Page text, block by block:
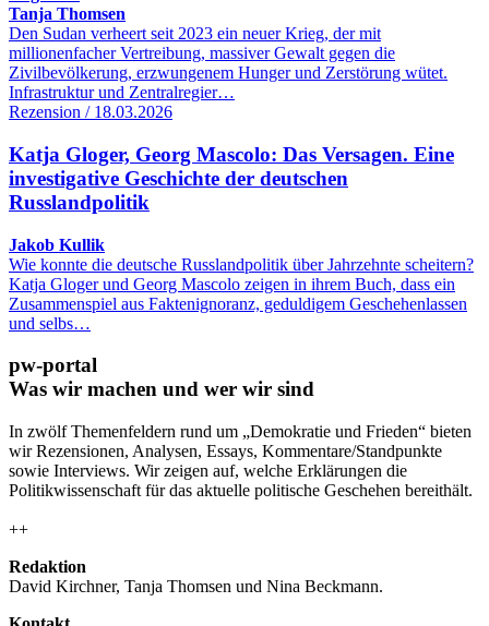
Tanja Thomsen
Den Sudan verheert seit 2023 ein neuer Krieg, der mit
millionenfacher Vertreibung, massiver Gewalt gegen die
Zivilbevölkerung, erzwungenem Hunger und Zerstörung wütet.
Infrastruktur und Zentralregier…
Rezension / 18.03.2026
Katja Gloger, Georg Mascolo: Das Versagen. Eine
investigative Geschichte der deutschen
Russlandpolitik
Jakob Kullik
Wie konnte die deutsche Russlandpolitik über Jahrzehnte scheitern?
Katja Gloger und Georg Mascolo zeigen in ihrem Buch, dass ein
Zusammenspiel aus Faktenignoranz, geduldigem Geschehenlassen
und selbs…
pw-portal
Was wir machen und wer wir sind
In zwölf Themenfeldern rund um „Demokratie und Frieden“ bieten
wir Rezensionen, Analysen, Essays, Kommentare/Standpunkte
sowie Interviews. Wir zeigen auf, welche Erklärungen die
Politikwissenschaft für das aktuelle politische Geschehen bereithält.
++
Redaktion
David Kirchner, Tanja Thomsen und Nina Beckmann.